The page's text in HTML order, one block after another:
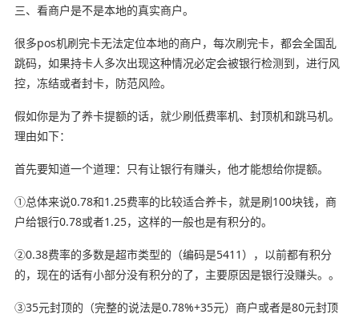
三、看商户是不是本地的真实商户。
很多pos机刷完卡无法定位本地的商户，每次刷完卡，都会全国乱
跳码，如果持卡人多次出现这种情况必定会被银行检测到，进行风
控，冻结或者封卡，防范风险。
假如你是为了养卡提额的话，就少刷低费率机、封顶机和跳马机。
理由如下：
首先要知道一个道理：只有让银行有赚头，他才能想给你提额。
①总体来说0.78和1.25费率的比较适合养卡，就是刷100块钱，商
户给银行0.78或者1.25，这样的一般也是有积分的。
②0.38费率的多数是超市类型的（编码是5411），以前都有积分
的，现在的话有小部分没有积分的了，主要原因是银行没赚头。。
③35元封顶的（完整的说法是0.78%+35元）商户或者是80元封顶